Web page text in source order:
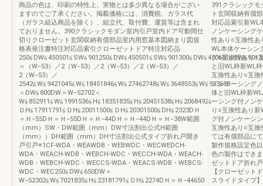
商品の色は、印刷の特性上、実物とは多少異なる場合がござい
ますのでご了承ください。掲載価格には、消費税、ガラス代
（ガラス組込商品を除く）、組立代、取付費、運賃等は含まれ
ておりません。390クラシックモダン室内引戸室内ドア可動間仕
切りクローゼット玄関収納有償部品室内用窓基本図納まり図規
格表発注書特注対応品索引クローゼットドア特注対応品
＝（W−53）／2（W−53）／2（W−53）／2（W−53）／
2（W−53）／
2542≦W≦9421045≦W≦18451846≦W≦27462748≦W≦3648553≦W≦953650
＜DW≦800DW＝W−52702＜
W≦852911≦W≦1991536≦H≦18351835≦H≦20451538≦H≦2068492≦
ＤH≦17911791≦ＤH≦20011500≦ＤH≦20301500≦DH≦2323DＨ
＝Ｈ−55DＨ＝Ｈ−55DＨ＝Ｈ−44DＨ＝Ｈ−44DＨ＝Ｈ−38W範囲
（mm）SW・DW範囲（mm）DW寸法割出公式H範囲
（mm））DH範囲（mm）DH寸法割出公式タイプ折れ戸開き
戸引戸※1CF-WDA・WEAWDB・WEBWDC・WECWEDCH-
WDA・WEACH-WDB・WEBCH-WDC・WECCH-WDA・WEACH-
WDB・WEBCH-WDC・WECCS-WDA・WEACS-WDB・WEBCS-
WDC・WEC250≦DW≦650DW＝
W−52302≦W≦7021835≦H≦23181791≦ＤH≦2274DＨ＝Ｈ−44650
391クラシック
ト玄関収納有償
対応品索引新WL
ノンケーシング
性あり○互換性あ
WL本体ケーシン
グ○互換性あり○
と旧WL枠新WL
互換性あり○互換
ノンケーシング
体と旧WL枠新
ーシング付ノン
り○互換性あり新
グ付ノンケーシ
互換性あり○互換
ては有償部品に
製作規格設定色
色の製作はで
ゼットドア折れ
【クローゼット
スライドタイプ